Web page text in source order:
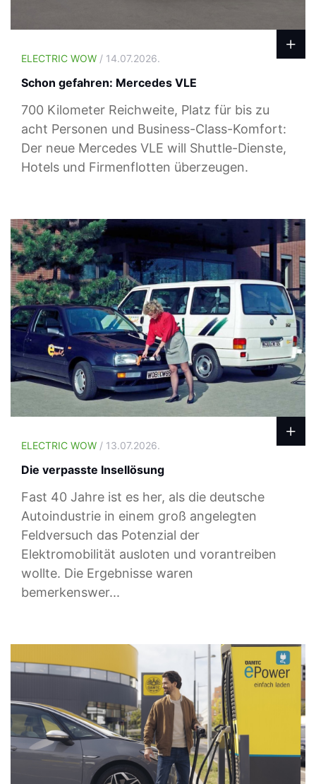
ELECTRIC WOW / 14.07.2026.
Schon gefahren: Mercedes VLE
700 Kilometer Reichweite, Platz für bis zu
acht Personen und Business-Class-Komfort:
Der neue Mercedes VLE will Shuttle-Dienste,
Hotels und Firmenflotten überzeugen.
ELECTRIC WOW / 13.07.2026.
Die verpasste Insellösung
Fast 40 Jahre ist es her, als die deutsche
Autoindustrie in einem groß angelegten
Feldversuch das Potenzial der
Elektromobilität ausloten und vorantreiben
wollte. Die Ergebnisse waren
bemerkenswer...